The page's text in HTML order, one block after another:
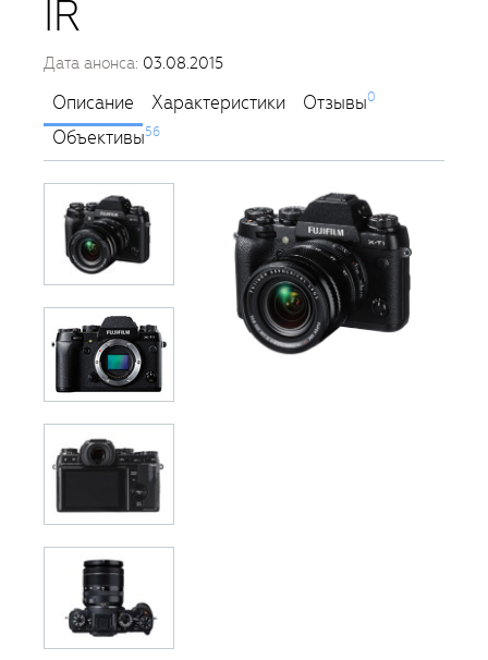
IR
Дата анонса: 03.08.2015
Описание Характеристики Отзывы0
Объективы56